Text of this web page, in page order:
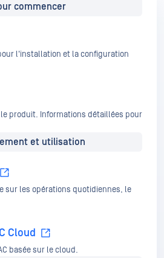
commencer
l'installation et la configuration
produit. Informations détaillées pour
et utilisation
sur les opérations quotidiennes, le
Cloud
basée sur le cloud.